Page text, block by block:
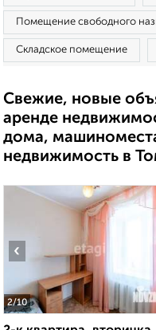
Помещение свободного
Складское помещение
Свежие, новые
аренде
дома,
недвижимость в
2/10
‹